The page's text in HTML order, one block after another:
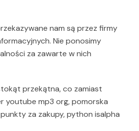
nam są przez firmy
Nie ponosimy
za zawarte w nich
przekątna, co zamiast
youtube mp3 org, pomorska
za zakupy, python isalpha